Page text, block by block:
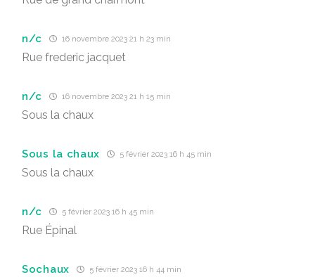
n/c 16 novembre 2023 21 h 23 min
Rue frederic jacquet
n/c 16 novembre 2023 21 h 15 min
Sous la chaux
Sous la chaux 5 février 2023 16 h 45 min
Sous la chaux
n/c 5 février 2023 16 h 45 min
Rue Épinal
Sochaux 5 février 2023 16 h 44 min